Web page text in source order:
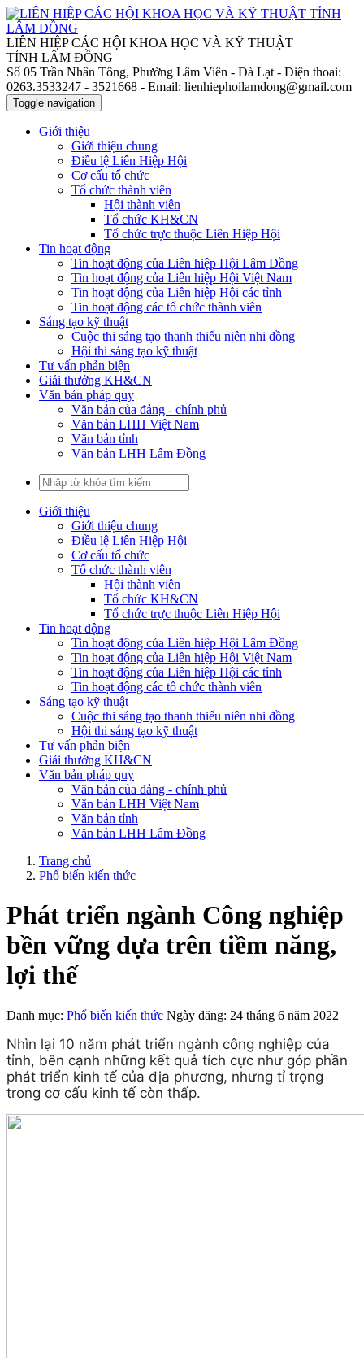
LIÊN HIỆP CÁC HỘI KHOA HỌC VÀ KỸ THUẬT
TỈNH LÂM ĐỒNG
Số 05 Trần Nhân Tông, Phường Lâm Viên - Đà Lạt - Điện thoai:
0263.3533247 - 3521668 - Email: lienhiephoilamdong@gmail.com
Toggle navigation
Giới thiệu
Giới thiệu chung
Điều lệ Liên Hiệp Hội
Cơ cấu tổ chức
Tổ chức thành viên
Hội thành viên
Tổ chức KH&CN
Tổ chức trực thuộc Liên Hiệp Hội
Tin hoạt động
Tin hoạt động của Liên hiệp Hội Lâm Đồng
Tin hoạt động của Liên hiệp Hội Việt Nam
Tin hoạt động của Liên hiệp Hội các tỉnh
Tin hoạt động các tổ chức thành viên
Sáng tạo kỹ thuật
Cuộc thi sáng tạo thanh thiếu niên nhi đồng
Hội thi sáng tạo kỹ thuật
Tư vấn phản biện
Giải thưởng KH&CN
Văn bản pháp quy
Văn bản của đảng - chính phủ
Văn bản LHH Việt Nam
Văn bản tỉnh
Văn bản LHH Lâm Đồng
Giới thiệu
Giới thiệu chung
Điều lệ Liên Hiệp Hội
Cơ cấu tổ chức
Tổ chức thành viên
Hội thành viên
Tổ chức KH&CN
Tổ chức trực thuộc Liên Hiệp Hội
Tin hoạt động
Tin hoạt động của Liên hiệp Hội Lâm Đồng
Tin hoạt động của Liên hiệp Hội Việt Nam
Tin hoạt động của Liên hiệp Hội các tỉnh
Tin hoạt động các tổ chức thành viên
Sáng tạo kỹ thuật
Cuộc thi sáng tạo thanh thiếu niên nhi đồng
Hội thi sáng tạo kỹ thuật
Tư vấn phản biện
Giải thưởng KH&CN
Văn bản pháp quy
Văn bản của đảng - chính phủ
Văn bản LHH Việt Nam
Văn bản tỉnh
Văn bản LHH Lâm Đồng
Trang chủ
Phổ biến kiến thức
Phát triển ngành Công nghiệp
bền vững dựa trên tiềm năng,
lợi thế
Danh mục: Phổ biến kiến thức Ngày đăng: 24 tháng 6 năm 2022
Nhìn lại 10 năm phát triển ngành công nghiệp của
tỉnh, bên cạnh những kết quả tích cực như góp phần
phát triển kinh tế của địa phương, nhưng tỉ trọng
trong cơ cấu kinh tế còn thấp.